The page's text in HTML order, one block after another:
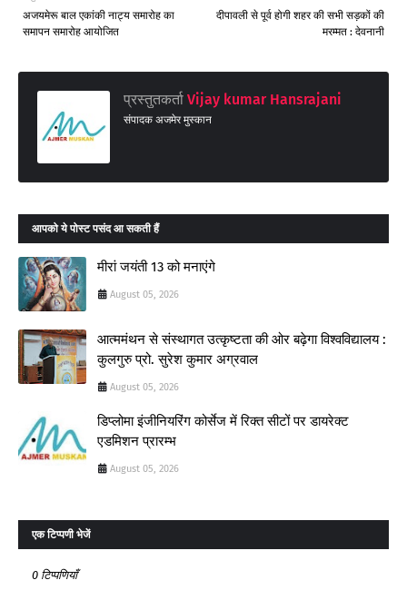
दीपावली से पूर्व होगी शहर की सभी सड़कों की
मरम्मत : देवनानी
अजयमेरू बाल एकांकी नाट्य समारोह का
समापन समारोह आयोजित
प्रस्तुतकर्ता Vijay kumar Hansrajani
संपादक अजमेर मुस्कान
आपको ये पोस्ट पसंद आ सकती हैं
मीरां जयंती 13 को मनाएंगे
August 05, 2026
आत्ममंथन से संस्थागत उत्कृष्टता की ओर बढ़ेगा विश्वविद्यालय :
कुलगुरु प्रो. सुरेश कुमार अग्रवाल
August 05, 2026
डिप्लोमा इंजीनियरिंग कोर्सेज में रिक्त सीटों पर डायरेक्ट
एडमिशन प्रारम्भ
August 05, 2026
एक टिप्पणी भेजें
0 टिप्पणियाँ